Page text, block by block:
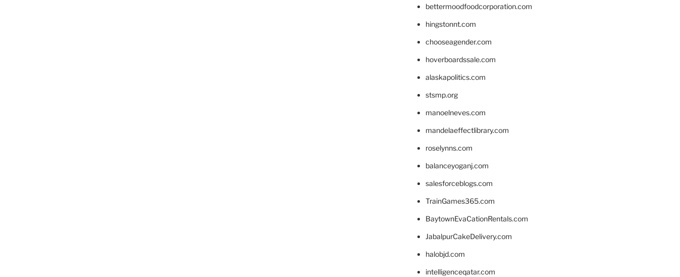
bettermoodfoodcorporation.com
hingstonnt.com
chooseagender.com
hoverboardssale.com
alaskapolitics.com
stsmp.org
manoelneves.com
mandelaeffectlibrary.com
roselynns.com
balanceyoganj.com
salesforceblogs.com
TrainGames365.com
BaytownEvaCationRentals.com
JabalpurCakeDelivery.com
halobjd.com
intelligenceqatar.com